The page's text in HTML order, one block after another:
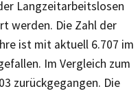
Langzeitarbeitslosen
werden. Die Zahl der
ist mit aktuell 6.707 im
Im Vergleich zum
zurückgegangen. Die